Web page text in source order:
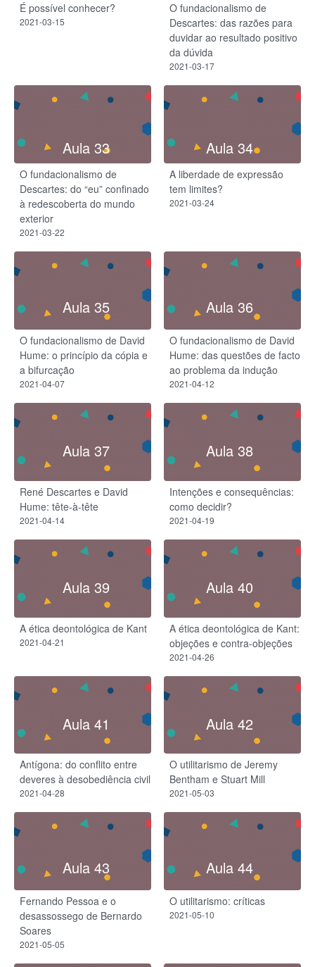
É possível conhecer?
2021-03-15
O fundacionalismo de
Descartes: das razões para
duvidar ao resultado positivo
da dúvida
2021-03-17
Aula 33
O fundacionalismo de
Descartes: do “eu” confinado
à redescoberta do mundo
exterior
2021-03-22
Aula 34
A liberdade de expressão
tem limites?
2021-03-24
Aula 35
O fundacionalismo de David
Hume: o princípio da cópia e
a bifurcação
2021-04-07
Aula 36
O fundacionalismo de David
Hume: das questões de facto
ao problema da indução
2021-04-12
Aula 37
René Descartes e David
Hume: tête-à-tête
2021-04-14
Aula 38
Intenções e consequências:
como decidir?
2021-04-19
Aula 39
A ética deontológica de Kant
2021-04-21
Aula 40
A ética deontológica de Kant:
objeções e contra-objeções
2021-04-26
Aula 41
Antígona: do conflito entre
deveres à desobediência civil
2021-04-28
Aula 42
O utilitarismo de Jeremy
Bentham e Stuart Mill
2021-05-03
Aula 43
Fernando Pessoa e o
desassossego de Bernardo
Soares
2021-05-05
Aula 44
O utilitarismo: críticas
2021-05-10